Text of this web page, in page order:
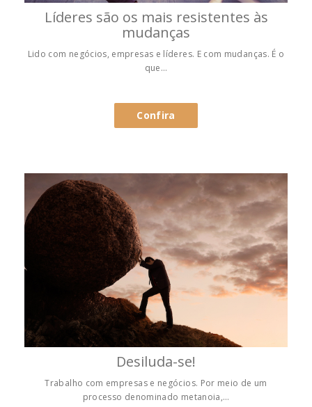
Líderes são os mais resistentes às
mudanças
Lido com negócios, empresas e líderes. E com mudanças. É o
que…
Confira
Desiluda-se!
Trabalho com empresas e negócios. Por meio de um
processo denominado metanoia,…